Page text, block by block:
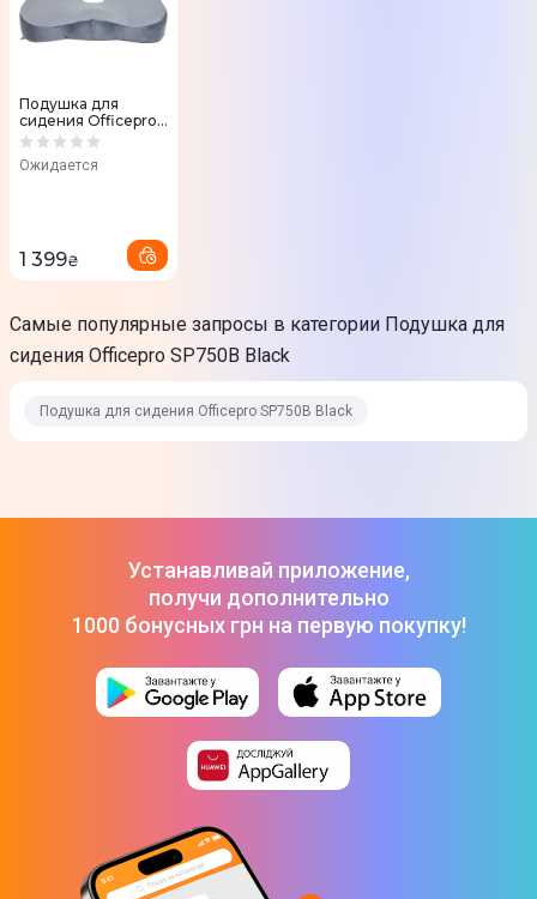
Подушка для
сидения Officepro
SP750G Gray
Ожидается
1 399₴
Самые популярные запросы в категории Подушка для
сидения Officepro SP750B Black
Подушка для сидения Officepro SP750B Black
Устанавливай приложение,
получи дополнительно
1000 бонусных грн на первую покупку!